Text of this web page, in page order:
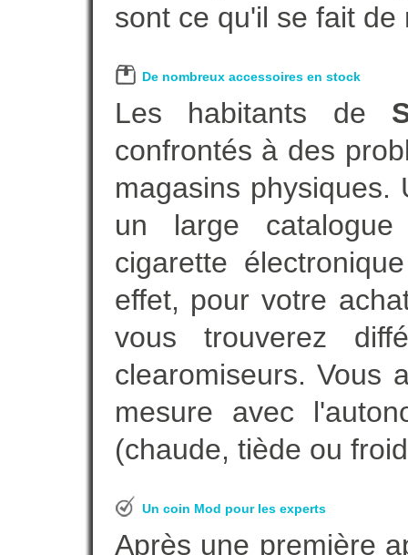
sont ce qu'il se fait
De nombreux accessoires en stock
Les habitants de
confrontés à des
magasins
un large catalogue
cigarette
effet, pour votre
vous trouverez
clearomiseurs. Vous
mesure avec
(chaude, tiède ou
Un coin Mod pour les experts
Après une première